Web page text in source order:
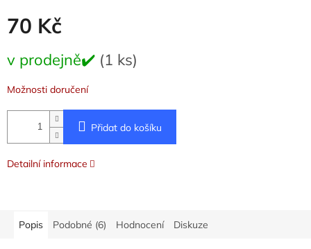
70 Kč
cena:
v prodejně✔️ (1 ks)
Možnosti doručení
Přidat do košíku
Detailní informace
Popis Podobné (6) Hodnocení Diskuze